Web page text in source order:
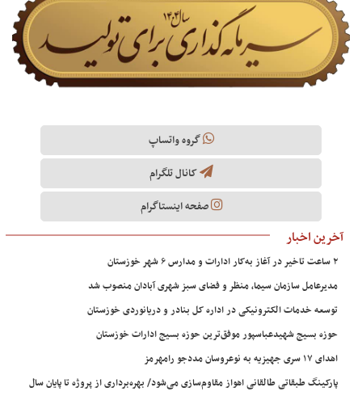
گروه واتساپ
کانال تلگرام
صفحه اینستاگرام
آخرین اخبار
۲ ساعت تاخیر در آغاز به‌کار ادارات و مدارس ۶ شهر خوزستان
مدیرعامل سازمان سیما، منظر و فضای سبز شهری آبادان منصوب شد
توسعه خدمات الکترونیکی در اداره کل بنادر و دریانوردی خوزستان
حوزه بسیج شهیدعباسپور موفق‌ترین حوزه بسیج ادارات خوزستان
اهدای ۱۷ سری جهیزیه به نوعروسان مددجو رامهرمز
پارکینگ طبقاتی طالقانی اهواز مقاوم‌سازی می‌شود/ بهره‌برداری از پروژه تا پایان سال